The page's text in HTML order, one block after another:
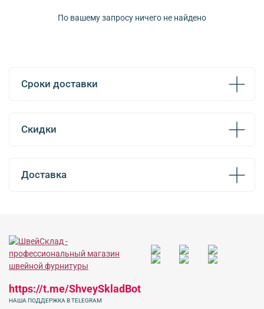
По вашему запросу ничего не найдено
Сроки доставки
Скидки
Доставка
https://t.me/ShveySkladBot
НАША ПОДДЕРЖКА В TELEGRAM